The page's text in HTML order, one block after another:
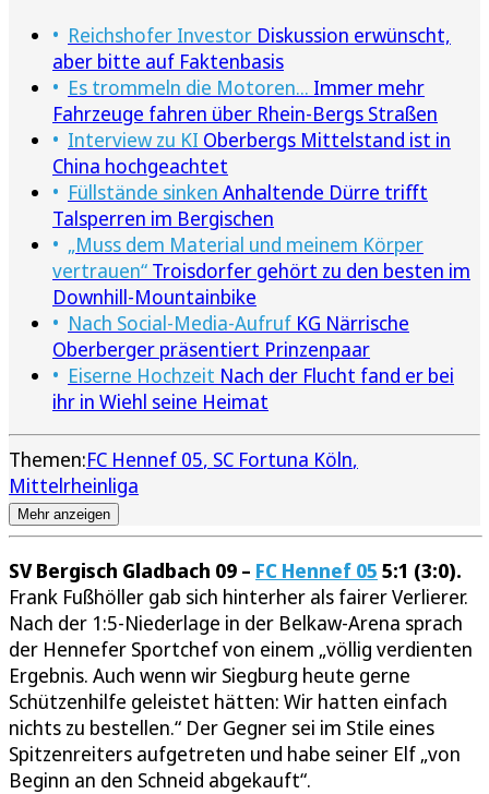
Reichshofer Investor Diskussion erwünscht,
aber bitte auf Faktenbasis
Es trommeln die Motoren... Immer mehr
Fahrzeuge fahren über Rhein-Bergs Straßen
Interview zu KI Oberbergs Mittelstand ist in
China hochgeachtet
Füllstände sinken Anhaltende Dürre trifft
Talsperren im Bergischen
„Muss dem Material und meinem Körper
vertrauen“ Troisdorfer gehört zu den besten im
Downhill-Mountainbike
Nach Social-Media-Aufruf KG Närrische
Oberberger präsentiert Prinzenpaar
Eiserne Hochzeit Nach der Flucht fand er bei
ihr in Wiehl seine Heimat
Themen:FC Hennef 05 SC Fortuna Köln
Mittelrheinliga
Mehr anzeigen
SV Bergisch Gladbach 09 – FC Hennef 05 5:1 (3:0).
Frank Fußhöller gab sich hinterher als fairer Verlierer.
Nach der 1:5-Niederlage in der Belkaw-Arena sprach
der Hennefer Sportchef von einem „völlig verdienten
Ergebnis. Auch wenn wir Siegburg heute gerne
Schützenhilfe geleistet hätten: Wir hatten einfach
nichts zu bestellen.“ Der Gegner sei im Stile eines
Spitzenreiters aufgetreten und habe seiner Elf „von
Beginn an den Schneid abgekauft“.